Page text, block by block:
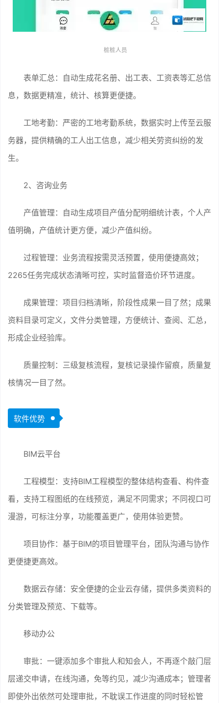
桩桩人员
表单汇总：自动生成花名册、出工表、工资表等汇总信
息，数据更精准，统计、核算更便捷。
工地考勤：严密的工地考勤系统，数据实时上传至云服
务器，提供精确的工人出工信息，减少相关劳资纠纷的发
生。
2、咨询业务
产值管理：自动生成项目产值分配明细统计表，个人产
值明确，产值统计更方便，减少产值纠纷。
过程管理：业务流程按需灵活预置，使用便捷高效；
2265任务完成状态清晰可控，实时监督造价环节进度。
成果管理：项目归档清晰，阶段性成果一目了然；成果
资料目录可定义，文件分类管理，方便统计、查阅、汇总，
形成企业经验库。
质量控制：三级复核流程，复核记录操作留痕，质量复
核情况一目了然。
软件优势
BIM云平台
工程模型：支持BIM工程模型的整体结构查看、构件查
看，支持工程图纸的在线预览，满足不同需求；不同视口可
漫游，可标注分享，功能覆盖更广，使用体验更赞。
项目协作：基于BIM的项目管理平台，团队沟通与协作
更便捷更高效。
数据云存储：安全便捷的企业云存储，提供多类资料的
分类管理及预览、下载等。
移动办公
审批：一键添加多个审批人和知会人，不再逐个敲门层
层递交申请，在线沟通，免等约见，减少沟通成本；管理者
即使外出依然可处理审批，不耽误工作进度的同时轻松管